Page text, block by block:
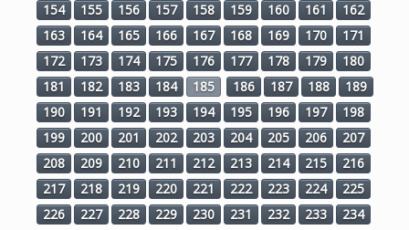
154
155 156 157 158 159 160 161
162
163
164 165 166 167 168 169 170
171
172
173 174 175 176 177 178 179
180
181
182 183 184 185 186 187 188
189
190
191 192 193 194 195 196 197
198
199
200 201 202 203 204 205 206
207
208
209 210 211 212 213 214 215
216
217
218 219 220 221 222 223 224
225
226
227 228 229 230 231 232 233
234